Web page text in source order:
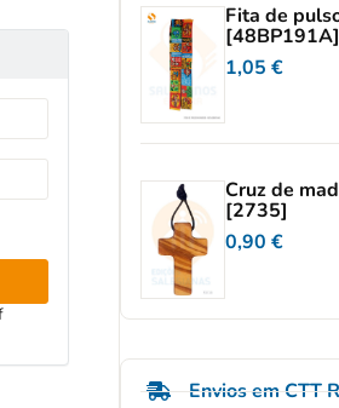
Fita de
[48BP191A]
1,05 €
Cruz de
[2735]
0,90 €
Envios em CTT